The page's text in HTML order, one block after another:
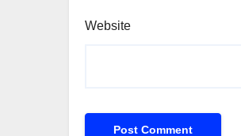
Website